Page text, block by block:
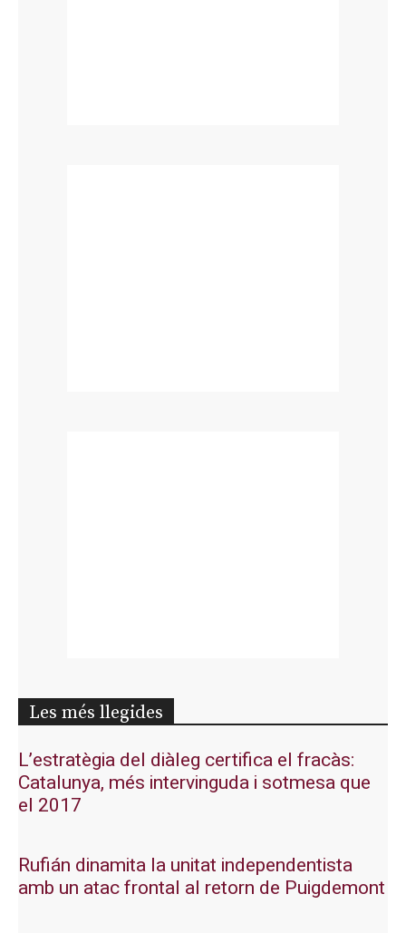
Les més llegides
L’estratègia del diàleg certifica el fracàs:
Catalunya, més intervinguda i sotmesa que
el 2017
Rufián dinamita la unitat independentista
amb un atac frontal al retorn de Puigdemont